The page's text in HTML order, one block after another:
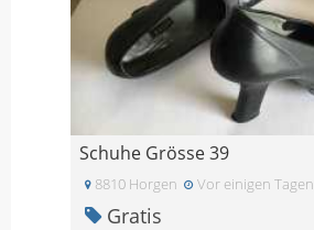
Schuhe Grösse 39
8810 Horgen Vor einigen Tagen
Gratis